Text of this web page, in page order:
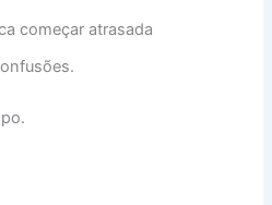
começar atrasada